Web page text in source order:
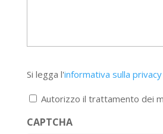
legga
l'informativa
privacy
Si legga l'informativa sulla privacy
Autorizzo il trattamento dei
CAPTCHA